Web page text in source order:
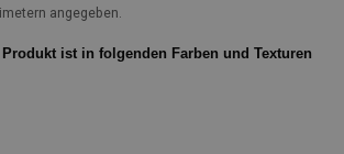
angegeben.
Produkt ist in folgenden Farben und Texturen